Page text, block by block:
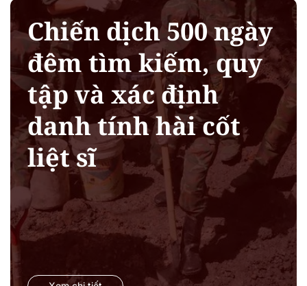
Chiến dịch 500 ngày
đêm tìm kiếm, quy
tập và xác định
danh tính hài cốt
liệt sĩ